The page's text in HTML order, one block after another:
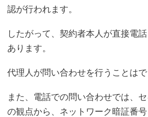
認が行われます。
したがって、契約者本人が直接電
あります。
代理人が問い合わせを行うことはで
また、電話での問い合わせでは、
の観点から、ネットワーク暗証番